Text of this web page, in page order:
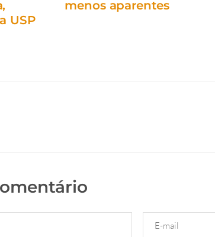
USP
menos aparentes